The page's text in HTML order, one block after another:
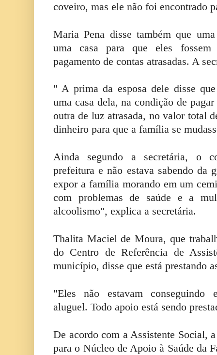
coveiro, mas ele não foi encontrado
Maria Pena disse também que
uma casa para que eles
pagamento de contas atrasadas. A
" A prima da esposa dele disse
uma casa dela, na condição de
outra de luz atrasada, no valor total
dinheiro para que a família se
Ainda segundo a secretária, o
prefeitura e não estava sabendo da
expor a família morando em um
com problemas de saúde e a
alcoolismo", explica a secretária.
Thalita Maciel de Moura, que
do Centro de Referência de
município, disse que está prestando
"Eles não estavam conseguindo
aluguel. Todo apoio está sendo
De acordo com a Assistente Social,
para o Núcleo de Apoio à Saúde da